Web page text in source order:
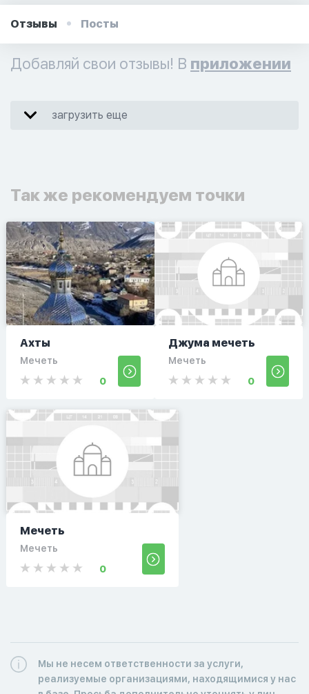
Отзывы Посты
Добавляй свои отзывы! В приложении
загрузить еще
Так же рекомендуем точки
Ахты
Мечеть
0
Джума мечеть
Мечеть
0
Мечеть
Мечеть
0
Мы не несем ответственности за услуги,
реализуемые организациями, находящимися у нас